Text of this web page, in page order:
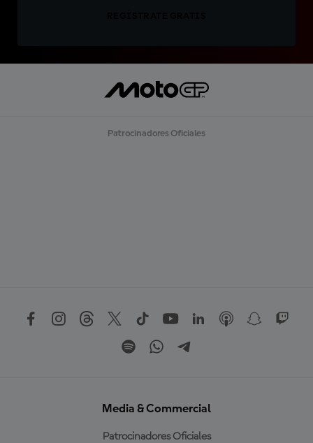
Patrocinadores Oficiales
Media & Commercial
Patrocinadores Oficiales